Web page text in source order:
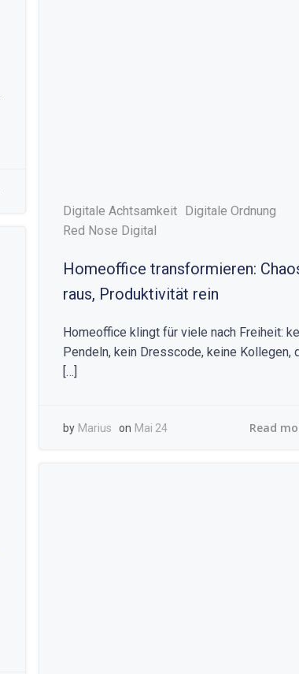
Digitale Achtsamkeit Digitale Ordnung
Red Nose Digital
Homeoffice transformieren:
raus, Produktivität rein
Homeoffice klingt für viele nach Freiheit:
Pendeln, kein Dresscode, keine Kollegen,
[…]
by Marius on Mai 24 Read